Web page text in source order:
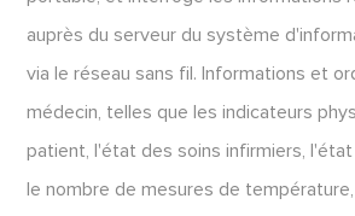
auprès du serveur du système
via le réseau sans fil. Informations et
médecin, telles que les indicateurs
patient, l'état des soins infirmiers, l'état
le nombre de mesures de